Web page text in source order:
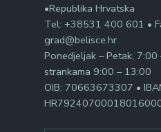
•Republika Hrvatska
Tel: +38531 400 601 •
grad@belisce.hr
Ponedjeljak – Petak, 7:00
strankama 9:00 – 13:00
OIB: 70663673307 •